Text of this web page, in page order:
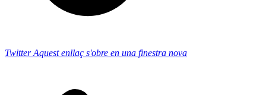
TwitterAquest enllaç s'obre en una finestra nova